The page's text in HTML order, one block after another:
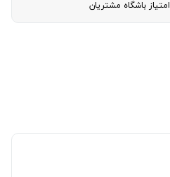
امتیاز باشگاه مشتریان